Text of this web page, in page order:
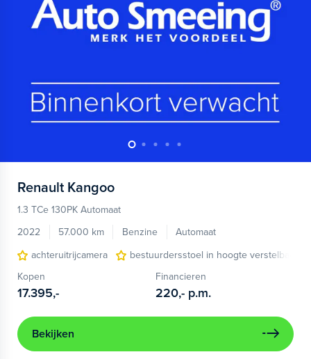
Renault Kangoo
1.3 TCe 130PK Automaat
2022
57.000 km Benzine
Automaat
achteruitrijcamera
bestuurdersstoel in hoogte verstelbaar
Kopen
17.395,-
Financieren
220,- p.m.
Bekijken